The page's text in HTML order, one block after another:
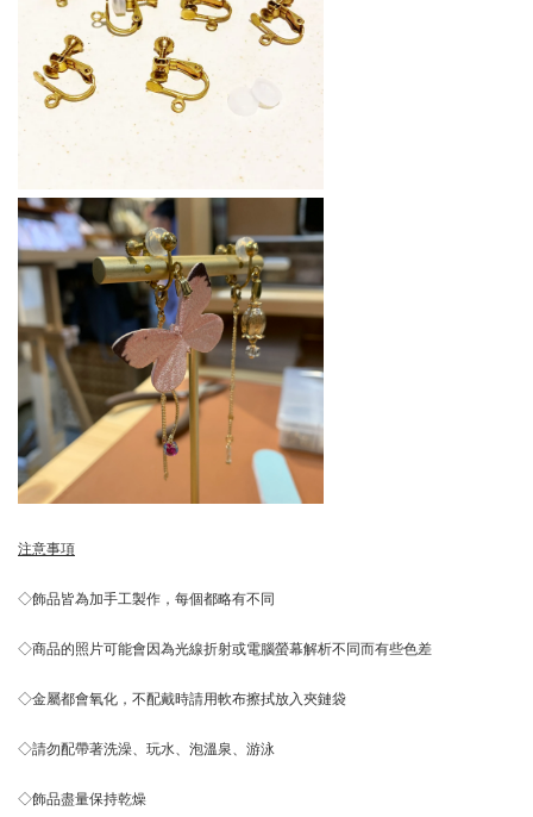
注意事項
◇飾品皆為加手工製作，每個都略有不同
◇商品的照片可能會因為光線折射或電腦螢幕解析不同而有些色差
◇金屬都會氧化，不配戴時請用軟布擦拭放入夾鏈袋
◇請勿配帶著洗澡、玩水、泡溫泉、游泳
◇飾品盡量保持乾燥